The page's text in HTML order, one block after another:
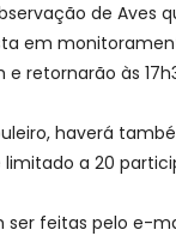
de Aves
em
retornarão às
haverá
limitado a 20
ser feitas pelo e-